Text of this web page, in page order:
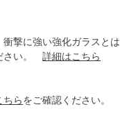
撃に強い強化ガラスとは
さい。詳細はこちら
ちらをご確認ください。